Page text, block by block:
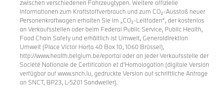
zwischen verschiedenen Fahrzeugtypen. Weitere offizielle
Informationen zum Kraftstoffverbrauch und zum CO₂-Ausstoß neuer
Personenkraftwagen erhalten Sie im „CO₂-Leitfaden“, der kostenlos
an Verkaufsstellen oder beim Federal Public Service, Public Health,
Food Chain Safety und erhältlich ist Umwelt, Generaldirektion
Umwelt (Place Victor Horta 40 Box 10, 1060 Brüssel),
http://www.health.belgium.be/eportal oder an jeder Verkaufsstelle der
Société Nationale de Certification et d’Homologation (digitale Version
verfügbar auf www.snch.lu, gedruckte Version auf schriftliche Anfrage
an SNCT, BP23, L-5201 Sandweiler).